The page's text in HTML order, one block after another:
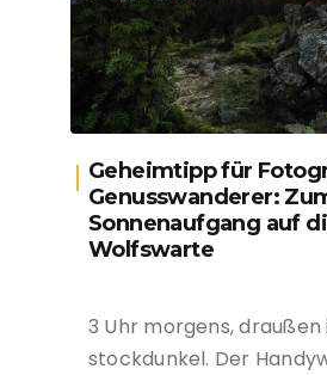
Geheimtipp für
Genusswanderer:
Sonnenaufgang auf
Wolfswarte
3 Uhr morgens, draußen
stockdunkel. Der